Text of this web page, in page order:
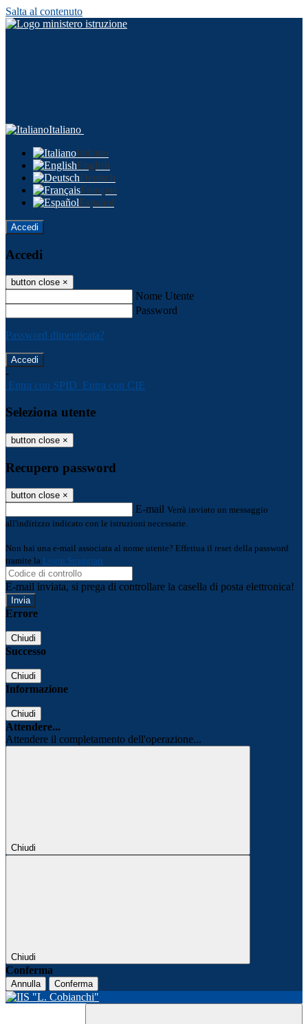
Salta al contenuto
Italiano
Italiano
English
Deutsch
Français
Español
Accedi
Accedi
button close ×
Nome Utente
Password
Password dimenticata?
-
Entra con SPID Entra con CIE
Seleziona utente
button close ×
Recupero password
button close ×
E-mail Verrà inviato un messaggio
all'indirizzo indicato con le istruzioni necessarie.
Non hai una e-mail associata al nome utente? Effettua il reset della password
tramite la Login Spaggiari
E-mail inviata, si prega di controllare la casella di posta elettronica!
Errore
Chiudi
Successo
Chiudi
Informazione
Chiudi
Attendere...
Attendere il completamento dell'operazione...
Chiudi
Chiudi
Conferma
Annulla Conferma